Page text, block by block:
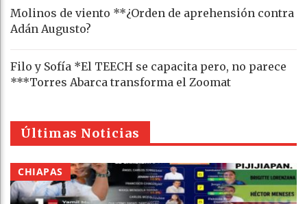
Molinos de viento **¿Orden de aprehensión contra
Adán Augusto?
Filo y Sofía *El TEECH se capacita pero, no parece
***Torres Abarca transforma el Zoomat
Últimas Noticias
CHIAPAS